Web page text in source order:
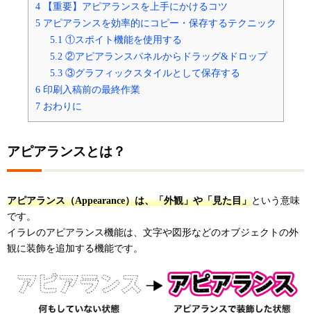
4【重要】アピアランスを上手にかけるコツ
5アピアランスを効率的にコピー・保存するテクニック
5.1 ①スポイト機能を使用する
5.2 ②アピアランスパネルからドラッグ&ドロップ
5.3③グラフィックスタイルとして保存する
6印刷入稿前の最終作業
7おわりに
アピアランスとは？
アピアランス（Appearance）は、「外観」や「見た目」という意味
です。
イラレのアピアランス機能は、文字や図形などのオブジェクトの外
観に装飾を追加する機能です。